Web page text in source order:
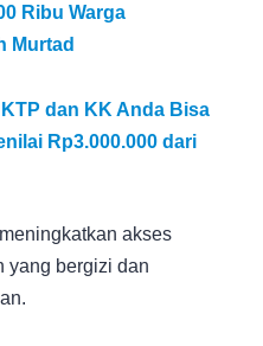
Ribu Warga
Murtad
dan KK Anda Bisa
Rp3.000.000 dari
akses
yang bergizi dan